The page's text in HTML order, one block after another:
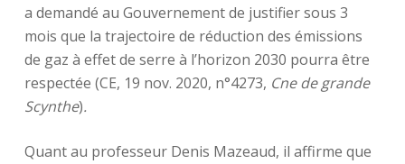
a demandé au Gouvernement de justifier sous 3
mois que la trajectoire de réduction des émissions
de gaz à effet de serre à l’horizon 2030 pourra être
respectée (CE, 19 nov. 2020, n°4273, Cne de grande
Scynthe).
Quant au professeur Denis Mazeaud, il affirme que